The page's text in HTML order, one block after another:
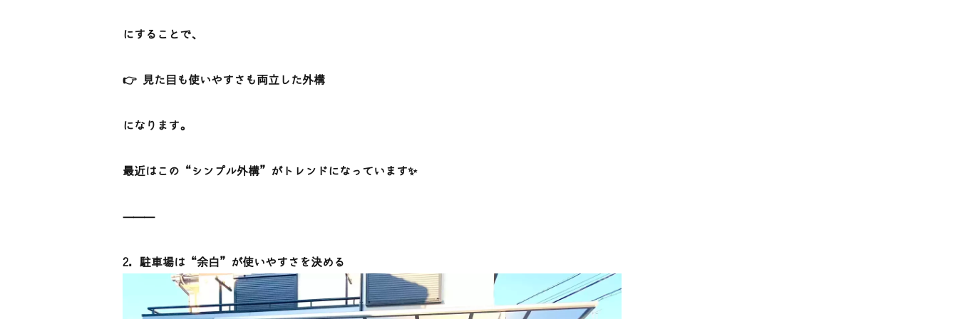
にすることで、
👉 見た目も使いやすさも両立した外構
になります。
最近はこの“シンプル外構”がトレンドになっています✨
⸻
2. 駐車場は“余白”が使いやすさを決める